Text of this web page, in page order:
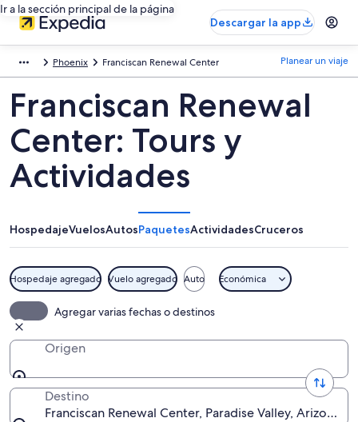
Ir a la sección principal de la página
Descargar la app
Phoenix Franciscan Renewal Center Planear un viaje
Franciscan Renewal
Center: Tours y
Actividades
HospedajeVuelosAutosPaquetesActividadesCruceros
Hospedaje agregado Vuelo agregado Auto Económica
Agregar varias fechas o destinos
Origen
Destino
Franciscan Renewal Center, Paradise Valley, Arizona,